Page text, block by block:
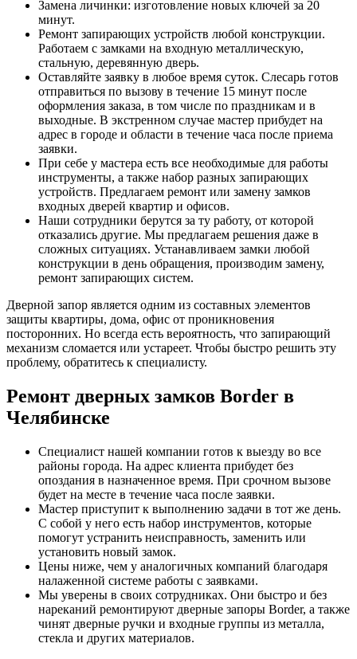
Замена личинки: изготовление новых ключей за 20
минут.
Ремонт запирающих устройств любой конструкции.
Работаем с замками на входную металлическую,
стальную, деревянную дверь.
Оставляйте заявку в любое время суток. Слесарь готов
отправиться по вызову в течение 15 минут после
оформления заказа, в том числе по праздникам и в
выходные. В экстренном случае мастер прибудет на
адрес в городе и области в течение часа после приема
заявки.
При себе у мастера есть все необходимые для работы
инструменты, а также набор разных запирающих
устройств. Предлагаем ремонт или замену замков
входных дверей квартир и офисов.
Наши сотрудники берутся за ту работу, от которой
отказались другие. Мы предлагаем решения даже в
сложных ситуациях. Устанавливаем замки любой
конструкции в день обращения, производим замену,
ремонт запирающих систем.
Дверной запор является одним из составных элементов
защиты квартиры, дома, офис от проникновения
посторонних. Но всегда есть вероятность, что запирающий
механизм сломается или устареет. Чтобы быстро решить эту
проблему, обратитесь к специалисту.
Ремонт дверных замков Border в
Челябинске
Специалист нашей компании готов к выезду во все
районы города. На адрес клиента прибудет без
опоздания в назначенное время. При срочном вызове
будет на месте в течение часа после заявки.
Мастер приступит к выполнению задачи в тот же день.
С собой у него есть набор инструментов, которые
помогут устранить неисправность, заменить или
установить новый замок.
Цены ниже, чем у аналогичных компаний благодаря
налаженной системе работы с заявками.
Мы уверены в своих сотрудниках. Они быстро и без
нареканий ремонтируют дверные запоры Border, а также
чинят дверные ручки и входные группы из металла,
стекла и других материалов.